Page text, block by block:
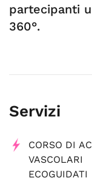
partecipanti
360°.
Servizi
CORSO DI
VASCOLARI
ECOGUIDATI